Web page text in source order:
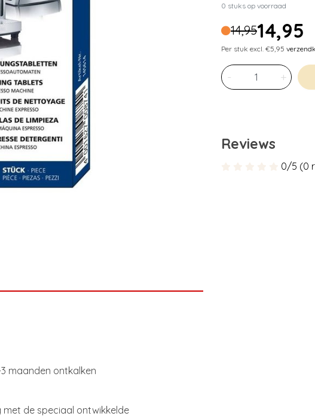
maanden ontkalken
met de speciaal ontwikkelde
0 stuks op voorraad
14,9514,95
Per stuk excl. €5,95
- +
Reviews
0/5 (0